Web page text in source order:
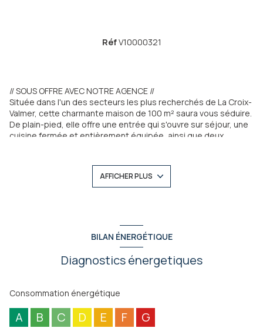
RéfV10000321
// SOUS OFFRE AVEC NOTRE AGENCE //
Située dans l'un des secteurs les plus recherchés de La Croix-
Valmer, cette charmante maison de 100 m² saura vous séduire.
De plain-pied, elle offre une entrée qui s'ouvre sur séjour, une
cuisine fermée et entièrement équipée, ainsi que deux
Édifiée sur un terrain en restanques de 1350 m², la maison
bénéficie d'une exposition idéale Sud-Ouest, garantissant un
compléter ce cadre idyllique.
Une opportunité rare à ne pas manquer, à découvrir sans
AFFICHER PLUS
BILAN ÉNERGÉTIQUE
Diagnostics énergetiques
Consommation énergétique
A B C D E F G